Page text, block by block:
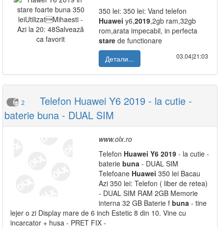
350 lei: 350 lei: Vand telefon
Huawei y6,2019,2gb ram,32gb
rom,arata impecabil, in perfecta
stare de functionare
Детали...
03.04|21:03
2
Telefon Huawei Y6 2019 - la cutie -
baterie buna - DUAL SIM
www.olx.ro
Telefon Huawei Y6 2019 - la cutie -
baterie buna - DUAL SIM
Telefoane Huawei 350 lei Bacau
Azi 350 lei: Telefon ( liber de retea)
- DUAL SIM RAM 2GB Memorie
interna 32 GB Baterie f buna - tine
lejer o zi Display mare de 6 inch Estetic 8 din 10. Vine cu
incarcator + husa - PRET FIX -